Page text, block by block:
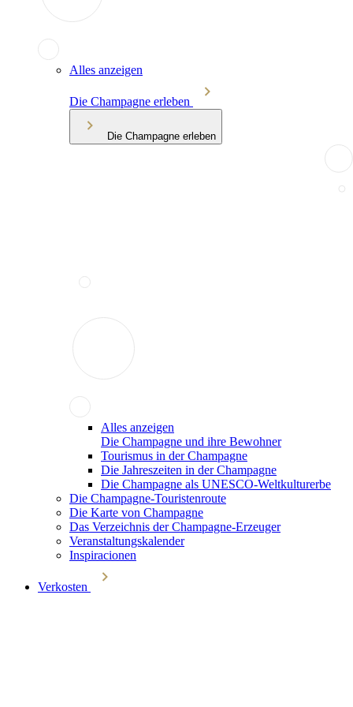
Alles anzeigen
Die Champagne erleben
Die Champagne erleben
Alles anzeigen
Die Champagne und ihre Bewohner
Tourismus in der Champagne
Die Jahreszeiten in der Champagne
Die Champagne als UNESCO-Weltkulturerbe
Die Champagne-Touristenroute
Die Karte von Champagne
Das Verzeichnis der Champagne-Erzeuger
Veranstaltungskalender
Inspiracionen
Verkosten